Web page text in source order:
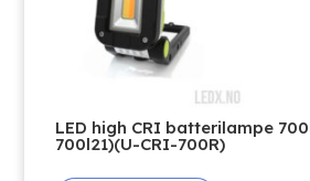
LED high CRI batterilampe
700l21)(U-CRI-700R)